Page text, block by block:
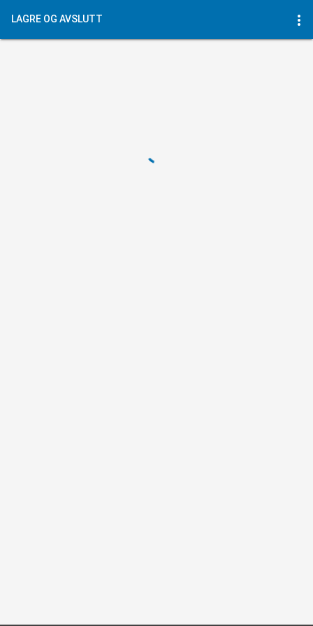
LAGRE OG AVSLUTT more_vert